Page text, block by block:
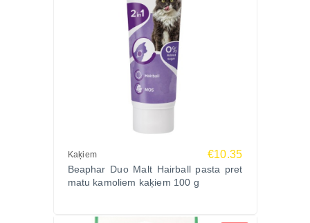
vēdera izeja, apātija vai sāpes var liecināt par
nosprostojumu un prasa veterinārārsta apskati.
BEAPHAR MALT PASTA ar iesalu ir efektīva
papildbarība, kas palīdz dabīgi izvadīt norīto
apmatojumu un novērš jaunu kamolu veidošanos.
Garšīgā formula ar iesala ekstraktu un Omega-3 un
apmatojumu.
Piemērota pieaugušiem kaķiem un kaķēniem no 3
Kaķiem €10.35
Beaphar Duo Malt Hairball pasta pret
matu kamoliem kaķiem 100 g